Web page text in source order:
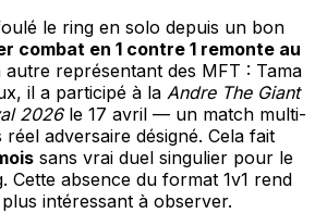
le ring en solo depuis un bon
combat en 1 contre 1 remonte au
autre représentant des MFT : Tama
il a participé à la Andre The Giant
2026le 17 avril — un match multi-
adversaire désigné. Cela fait
sans vrai duel singulier pour le
Cette absence du format 1v1 rend
intéressant à observer.